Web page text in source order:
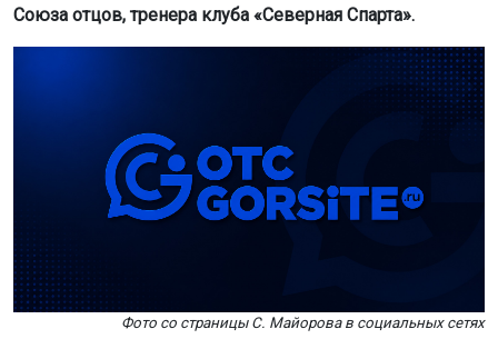
Союза отцов, тренера клуба «Северная Спарта».
Фото со страницы С. Майорова в социальных сетях